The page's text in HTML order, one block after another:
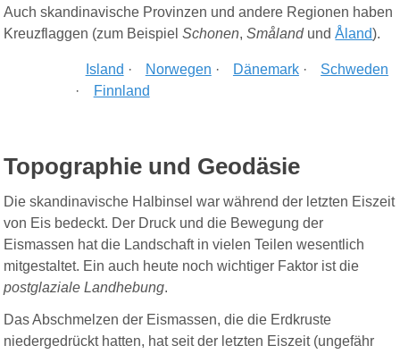
Auch skandinavische Provinzen und andere Regionen haben
Kreuzflaggen (zum BeispielSchonen,Småland undÅland).
Island · Norwegen · Dänemark·
Schweden
·
Finnland
Topographie und Geodäsie
Die skandinavische Halbinsel war während der letzten Eiszeit
von Eis bedeckt. Der Druck und die Bewegung der
Eismassen hat die Landschaft in vielen Teilen wesentlich
mitgestaltet. Ein auch heute noch wichtiger Faktor ist die
postglaziale Landhebung.
Das Abschmelzen der Eismassen, die die Erdkruste
niedergedrückt hatten, hat seit der letzten Eiszeit (ungefähr